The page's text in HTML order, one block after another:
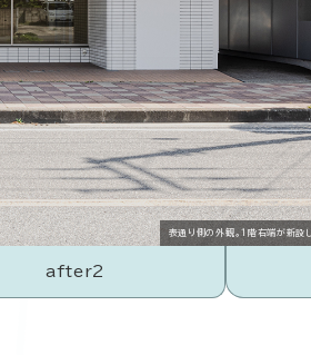
表通り側の外観。１階右端が新
after2